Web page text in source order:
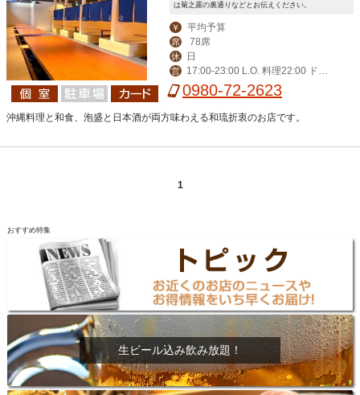
は菊之露の裏通りなどとお伝えください。
￥ 平均予算
席 78席
休 日
営
17:00-23:00 L.O. 料理22:00 ドリ
ンク22:30
0980-72-2623
沖縄料理と和食、泡盛と日本酒が両方味わえる和琉折衷のお店です。
1
おすすめ特集
生ビール込み飲み放題！